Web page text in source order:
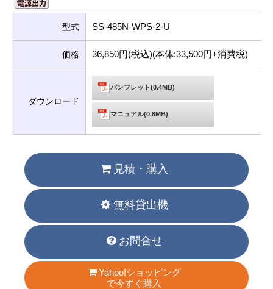
型式 SS-485N-WPS-2-U
価格 36,850円(税込)(本体:33,500円+消費税)
ダウンロード
パンフレット(0.4MB)
マニュアル(0.8MB)
見積・購入
無料貸出機
お問合せ
Yahoo!ショッピング
で今すぐ購入